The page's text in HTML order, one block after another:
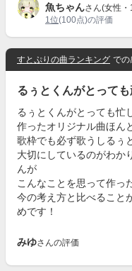
魚ちゃんさん(女性
1位(100点)の評価
すとぷりの曲ランキング での
るぅとくんがとって
るぅとくんがとっても忙
作ったオリジナル曲ほん
歌枠でも必ず歌うしるぅ
大切にしているのがわか
んが
こんなことを思って作っ
今の考え方と比べること
めです！
みゆさんの評価